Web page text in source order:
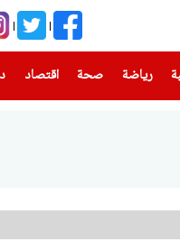
(current) رياضة
(current) صحة(current) اقتصاد